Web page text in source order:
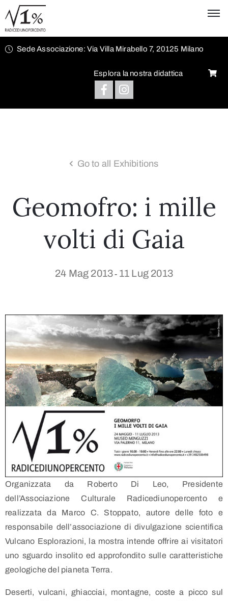
Sede Associazione: Via Villa Mirabello 7, 20125 Milano
Esplora la nostra didattica
Go to all Exhibitions
Geomofro: i mille
volti di Gaia
24 Mag 2013- 11 Lug 2013
Organizzata da Roberto Di Leo, Presidente
dell’Associazione Culturale Radicediunopercento e
realizzata da Marco C. Stoppato, autore delle foto e
responsabile dell’associazione di divulgazione scientifica
Vulcano Esplorazioni, la mostra intende offrire ai visitatori
uno sguardo insolito ed approfondito sulle caratteristiche
geologiche del pianeta Terra.
Deserti, vulcani, ghiacciai, montagne, coste a picco sul